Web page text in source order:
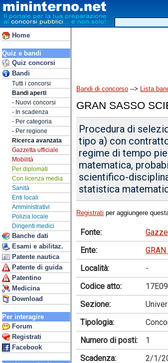
Home
Quiz e bandi
Quiz concorsi
Bandi
Tutti i concorsi
Bandi aperti
- Nuovi concorsi
- In scadenza
- Per categoria
- Per regione
Ricerca avanzata
Gazzetta ufficiale
Mobilità
Per diplomati
Con licenza media
Sanità
Enti locali
Amministrativi
Polizia locale
Dirigenti medici
Banche dati
Esami e abilitaz.
Patente nautica
Patente di guida
Patentino
Medicina
Download
Per interagire
Forum
Registrati
Facebook
Bandi di concorso --> Lista
GRAN SASSO
Procedura di
tipo a) con
regime di tempo
matematica,
scientifico-
statistica
Registrati per aggiungere
Fonte:
Ente:
Località:
-
Codice atto:
Sezione:
Tipologia:
Numero di posti:
1
Scadenza:
2/1/